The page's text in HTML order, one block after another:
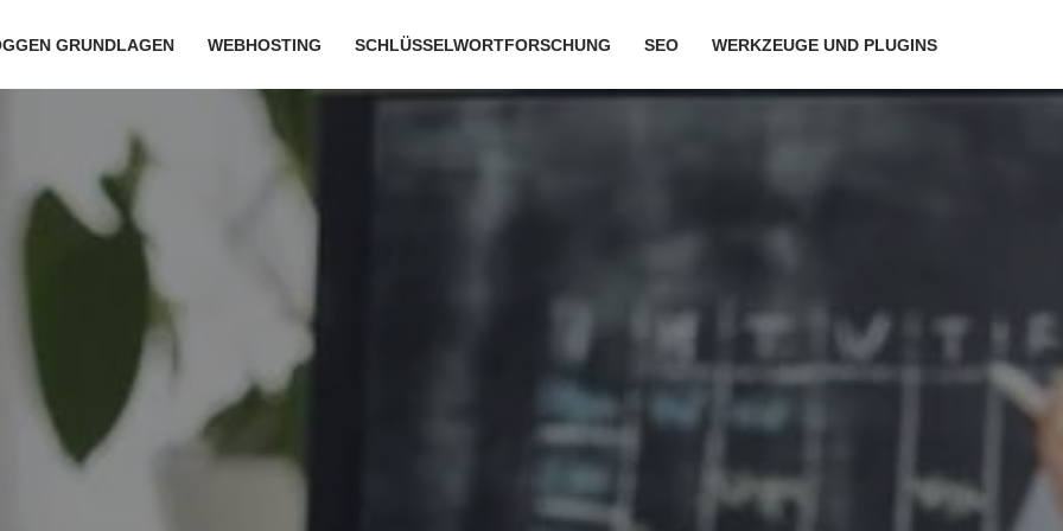
GRUNDLAGEN WEBHOSTING SCHLÜSSELWORTFORSCHUNG SEO WERKZEUGE UND PLUGINS